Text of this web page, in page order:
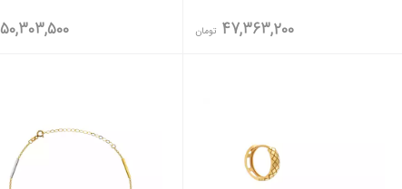
47,363,200 تومان 50,303,500